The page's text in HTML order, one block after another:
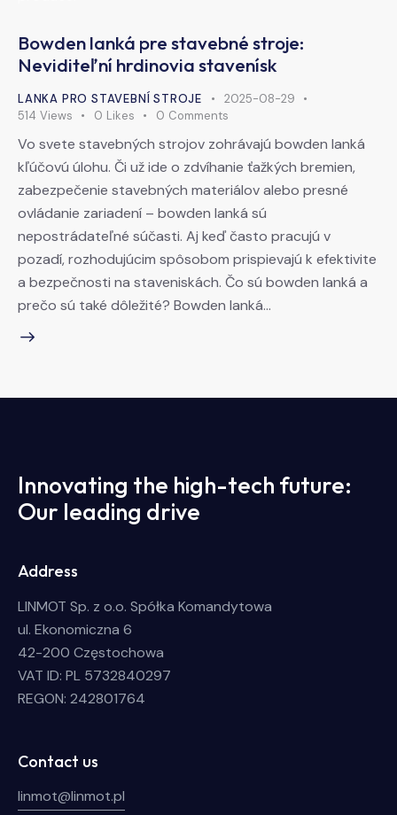
Bowden lanká pre stavebné stroje:
Neviditeľní hrdinovia stavenísk
LANKA PRO STAVEBNÍ STROJE
2025-08-29
514 Views 0 Likes 0 Comments
Vo svete stavebných strojov zohrávajú bowden lanká
kľúčovú úlohu. Či už ide o zdvíhanie ťažkých bremien,
zabezpečenie stavebných materiálov alebo presné
ovládanie zariadení – bowden lanká sú
nepostrádateľné súčasti. Aj keď často pracujú v
pozadí, rozhodujúcim spôsobom prispievajú k efektivite
a bezpečnosti na staveniskách. Čo sú bowden lanká a
prečo sú také dôležité? Bowden lanká…
Innovating the high-tech future:
Our leading drive
Address
LINMOT Sp. z o.o. Spółka Komandytowa
ul. Ekonomiczna 6
42-200 Częstochowa
VAT ID: PL 5732840297
REGON: 242801764
Contact us
linmot@linmot.pl